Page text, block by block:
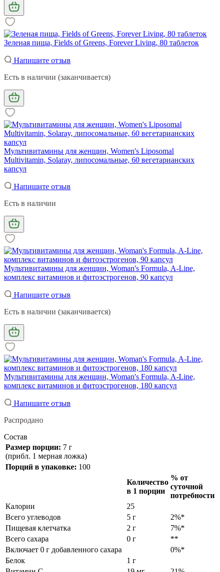
Зеленая пища, Fields of Greens, Forever Living, 80 таблеток
Напишите отзыв
Есть в наличии (заканчивается)
Мультивитамины для женщин, Women's Liposomal
Multivitamin, Solaray, липосомальные, 60 вегетарианских
капсул
Напишите отзыв
Есть в наличии
Мультивитамины для женщин, Woman's Formula, A-Line,
комплекс витаминов и фитоэстрогенов, 90 капсул
Напишите отзыв
Есть в наличии (заканчивается)
Мультивитамины для женщин, Woman's Formula, A-Line,
комплекс витаминов и фитоэстрогенов, 180 капсул
Напишите отзыв
Распродано
Состав
Размер порции: 7 г
(прибл. 1 мерная ложка)
Порций в упаковке: 100
Количество
в 1 порции
% от
суточной
потребности
Калории
25
Всего углеводов
5 г
2%*
Пищевая клетчатка
2 г
7%*
Всего сахара
0 г
**
Включает 0 г добавленного сахара
0%*
Белок
1 г